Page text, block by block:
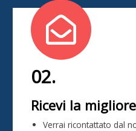
02.
Ricevi la
Verrai ricontattato dal